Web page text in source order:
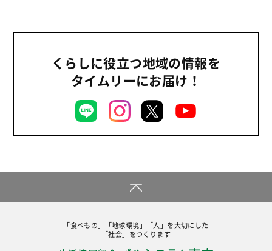
組合員活動
平和と国際連帯
ぱる★キッズ
パルシステムでんき
2024年くらしに役立つ地域の情報を
タイムリーにお届け！
「食べもの」「地球環境」「人」を大切にした
「社会」をつくります